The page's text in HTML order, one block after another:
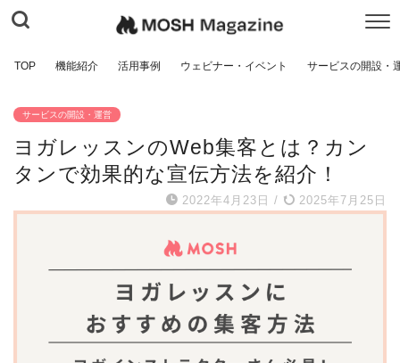
TOP 機能紹介 活用事例 ウェビナー・イベント サービスの開設・
サービスの開設・運営
ヨガレッスンのWeb集客とは？カン
タンで効果的な宣伝方法を紹介！
2022年4月23日 / 2025年7月25日